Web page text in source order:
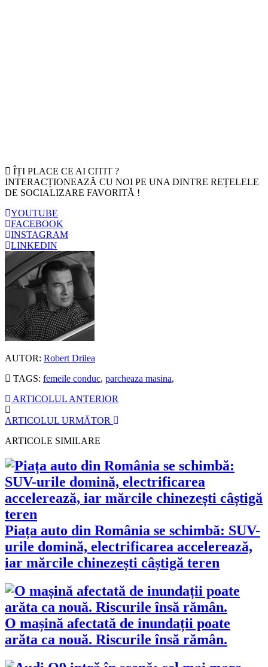
ÎȚI PLACE CE AI CITIT ?
INTERACȚIONEAZĂ CU NOI PE UNA DINTRE REȚELELE
DE SOCIALIZARE FAVORITĂ !
YOUTUBE
FACEBOOK
INSTAGRAM
LINKEDIN
AUTOR: Robert Drilea
TAGS: femeile conduc, parcheaza masina,
ARTICOLUL ANTERIOR
ARTICOLUL URMĂTOR
ARTICOLE SIMILARE
Piața auto din România se schimbă: SUV-
urile domină, electrificarea accelerează,
iar mărcile chinezești câștigă teren
O mașină afectată de inundații poate
arăta ca nouă. Riscurile însă rămân.